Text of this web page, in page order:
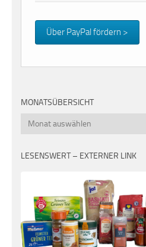
Über PayPal fördern >
MONATSÜBERSICHT
Monatsübersicht
LESENSWERT – EXTERNER LINK